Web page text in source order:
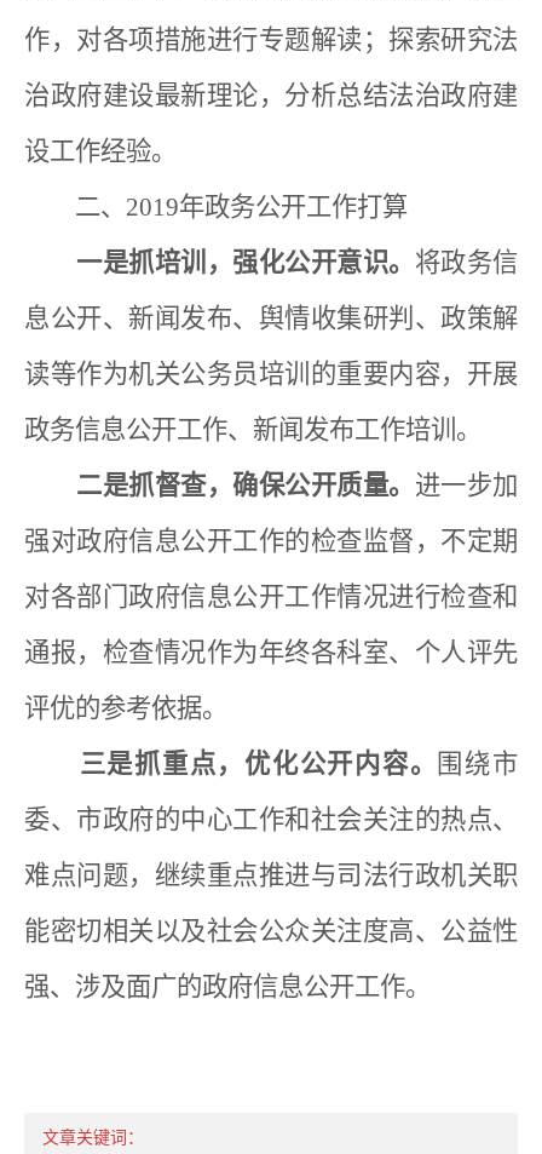
作，对各项措施进行专题解读；探索研究法
治政府建设最新理论，分析总结法治政府建
设工作经验。
二、 2019年政务公开工作打算
一是抓培训，强化公开意识。 将政务信
息公开、新闻发布、舆情收集研判、政策解
读等作为机关公务员培训的重要内容，开展
政务信息公开工作、新闻发布工作培训。
二是抓督查，确保公开质量。 进一步加
强对政府信息公开工作的检查监督，不定期
对各部门政府信息公开工作情况进行检查和
通报，检查情况作为年终各科室、个人评先
评优的参考依据。
三是抓重点，优化公开内容。
围绕市
委、市政府的中心工作和社会关注的热点、
难点问题，继续重点推进与司法行政机关职
能密切相关以及社会公众关注度高、公益性
强、涉及面广的政府信息公开工作。
文章关键词：